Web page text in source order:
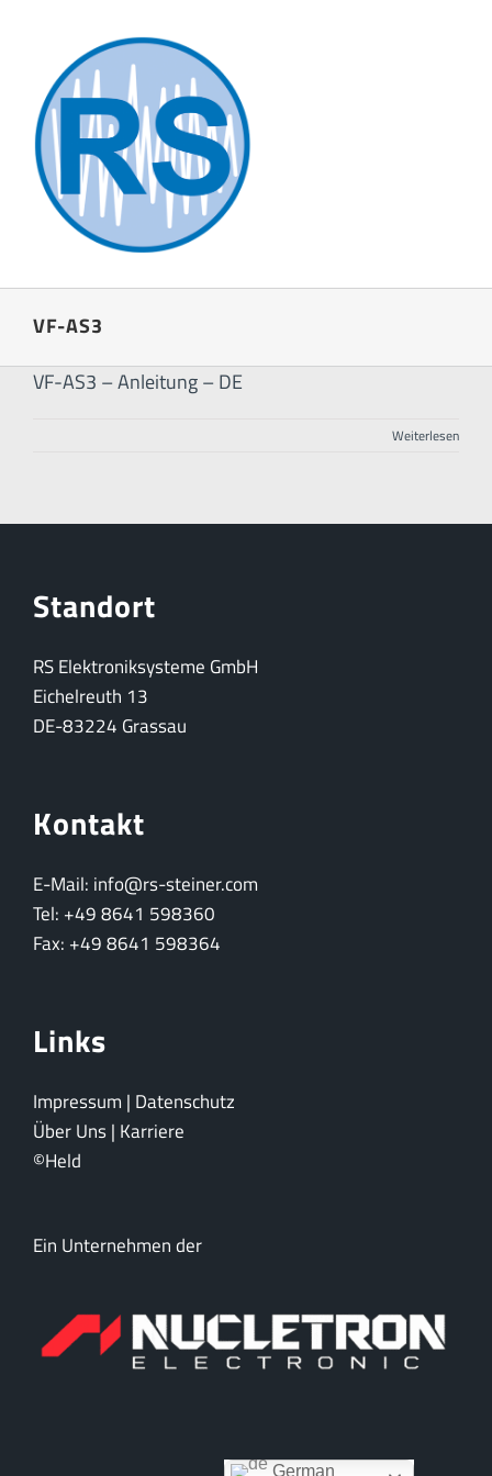
springen
VF-AS3
VF-AS3 – Anleitung – DE
Weiterlesen
Standort
RS Elektroniksysteme GmbH
Eichelreuth 13
DE-83224 Grassau
Kontakt
E-Mail: info@rs-steiner.com
Tel: +49 8641 598360
Fax: +49 8641 598364
Links
Impressum | Datenschutz
Über Uns| Karriere
©Held
Ein Unternehmen der
German